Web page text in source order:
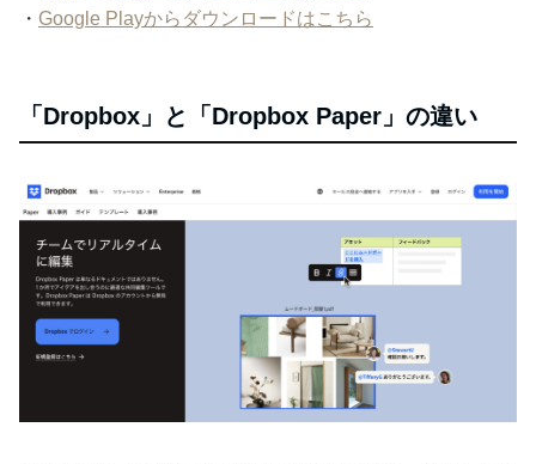
・ Google Playからダウンロードはこちら
「Dropbox」と「Dropbox Paper」の違い